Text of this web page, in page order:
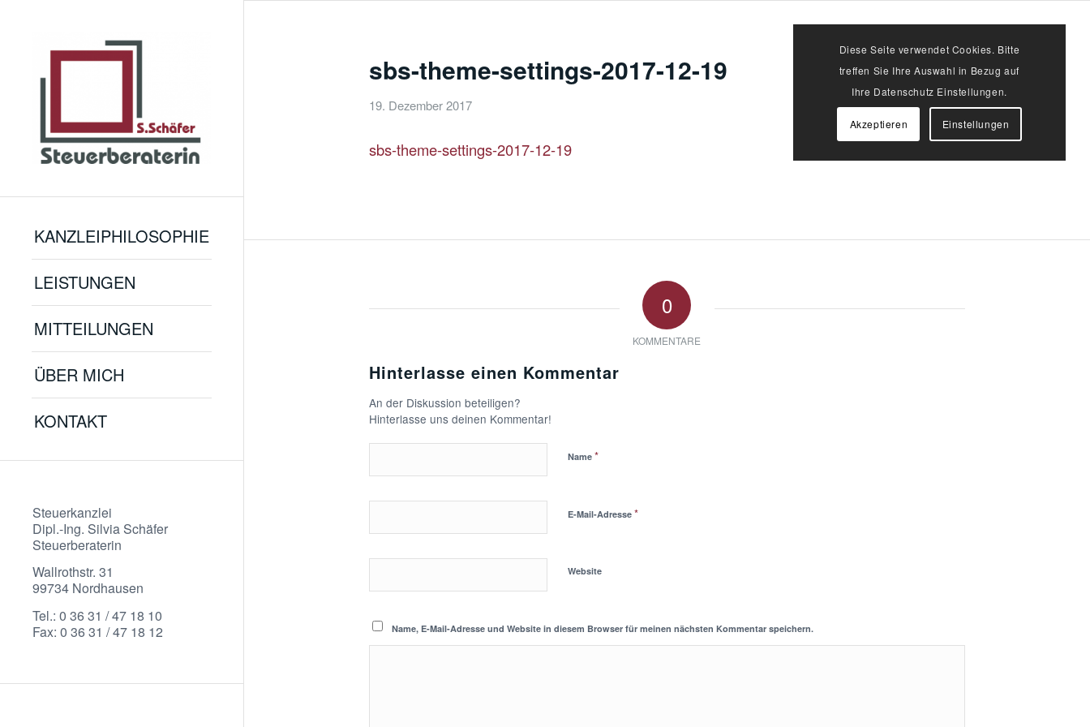
KANZLEIPHILOSOPHIE
LEISTUNGEN
MITTEILUNGEN
ÜBER MICH
KONTAKT
Steuerkanzlei
Dipl.-Ing. Silvia Schäfer
Steuerberaterin
Wallrothstr. 31
99734 Nordhausen
Tel.: 0 36 31 / 47 18 10
Fax: 0 36 31 / 47 18 12
sbs-theme-settings-2017-12-19
19. Dezember 2017
sbs-theme-settings-2017-12-19
0
KOMMENTARE
Hinterlasse einen Kommentar
An der Diskussion beteiligen?
Hinterlasse uns deinen Kommentar!
Name*
E-Mail-Adresse*
Website
Name, E-Mail-Adresse und Website in diesem Browser für meinen nächsten Kommentar speichern.
Diese Seite verwendet Cookies. Bitte
treffen Sie Ihre Auswahl in Bezug auf
Ihre Datenschutz Einstellungen.
Akzeptieren Einstellungen